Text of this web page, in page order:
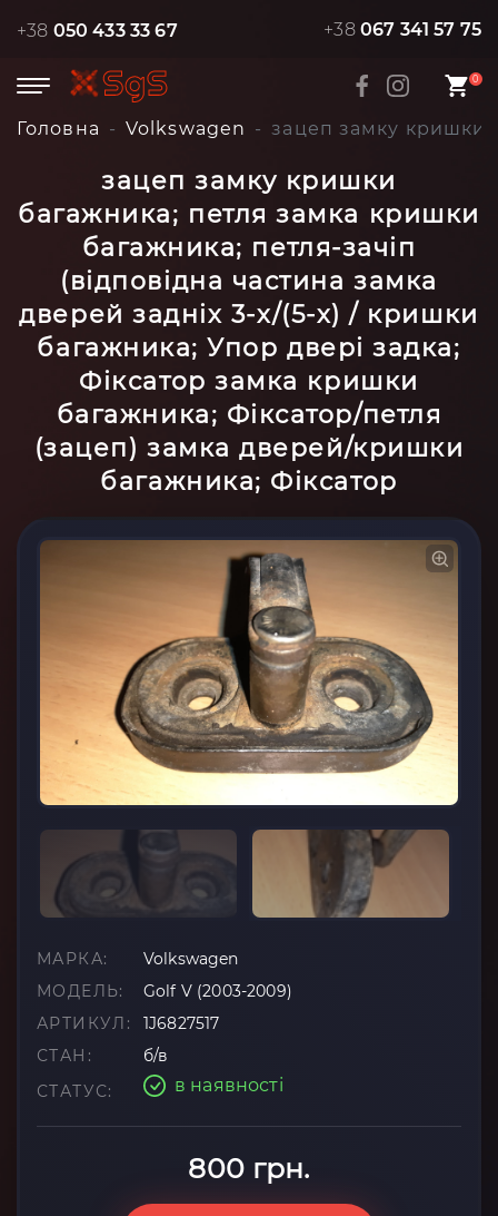
+38 050 433 33 67 +38 067 341 57 75
0
Головна Volkswagen зацеп замку кришки
зацеп замку кришки
багажника; петля замка кришки
багажника; петля-зачіп
(відповідна частина замка
дверей задніх 3-х/(5-х) / кришки
багажника; Упор двері задка;
Фіксатор замка кришки
багажника; Фіксатор/петля
(зацеп) замка дверей/кришки
багажника; Фіксатор
МАРКА:
Volkswagen
МОДЕЛЬ:
Golf V (2003-2009)
АРТИКУЛ:
1J6827517
СТАН:
б/в
СТАТУС:
в наявності
800 грн.